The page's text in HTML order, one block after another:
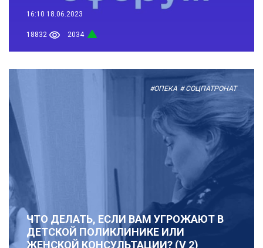
16:10 18.06.2023
18832 2034
#ОПЕКА # СОЦПАТРОНАТ
ЧТО ДЕЛАТЬ, ЕСЛИ ВАМ УГРОЖАЮТ В
ДЕТСКОЙ ПОЛИКЛИНИКЕ ИЛИ
ЖЕНСКОЙ КОНСУЛЬТАЦИИ? (V 2)